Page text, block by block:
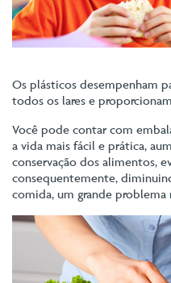
Os plásticos desempenham
todos os lares e
Você pode contar com
a vida mais fácil e prática,
conservação dos alimentos,
consequentemente,
comida, um grande problema